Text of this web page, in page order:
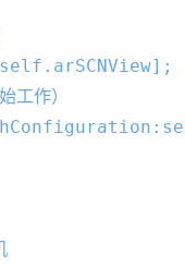
self .arSCNView];
工作）